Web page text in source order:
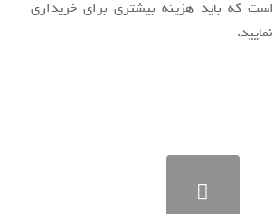
که باید هزینه بیشتری برای خریداری